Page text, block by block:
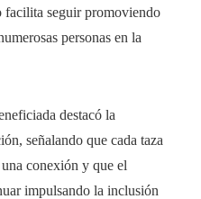
facilita seguir promoviendo
personas en la
destacó la
señalando que cada taza
conexión y que el
impulsando la inclusión